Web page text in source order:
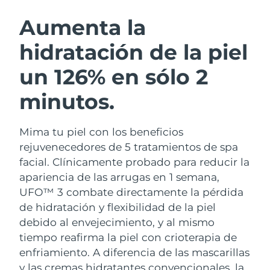
Aumenta la
hidratación de la piel
un 126% en sólo 2
minutos.
Mima tu piel con los beneficios
rejuvenecedores de 5 tratamientos de spa
facial. Clínicamente probado para reducir la
apariencia de las arrugas en 1 semana,
UFO™ 3 combate directamente la pérdida
de hidratación y flexibilidad de la piel
debido al envejecimiento, y al mismo
tiempo reafirma la piel con crioterapia de
enfriamiento. A diferencia de las mascarillas
y las cremas hidratantes convencionales, la
Limpieza facial
LUNA™ 4 pack
Anti-aging massage
LUNA™ 4 Plus
Massage, LED heating
LUNA™ 4 Men
For men, anti-aging massage
Lifting facial
BEAR™ 2 pack
Microcurrent toning
BEAR™ 2 go
Microcurrent toning on-the-go
BEAR™ 2 eyes & lips
Microcurrent line smoothing device
Hidratación
UFO™ 3 pack
Deep facial hydration
UFO™ 3 LED
Near-infrared and red light therapy
device
Cuidado bucal
issa™ 4
Hybrid silicone sonic toothbrush
issa™ 4 plus
Smart hybrid silicone sonic toothbrush
TRATAMIENTO ANTIEDAD FAQ™
Antiedad Tratamientos LED
NEW
Austria
Baréin Entrega prevista 8/11/26
Bélgica Entrega prevista
Bermudas
Bosnia y Herzegovina Entrega prevista
Brunéi Entrega prevista 8/15/26
Bulgaria Entrega prevista8/10/26
Canadá Entrega prevista
Chile Entrega prevista